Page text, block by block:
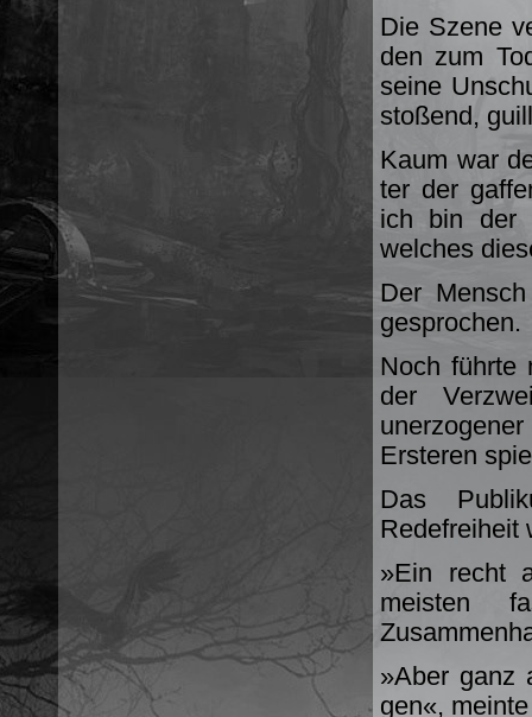
Die Szene
den zum
seine
stoßend,
Kaum war
ter der
ich bin der
welches
Der
gesprochen.
Noch führte
der
Ersteren
Das
Redefreiheit
»Ein recht
meisten
»Aber ganz
gen«,